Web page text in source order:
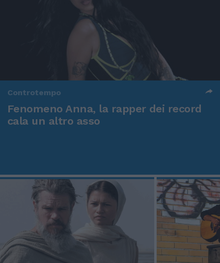
Controtempo
Fenomeno Anna, la rapper dei record
cala un altro asso